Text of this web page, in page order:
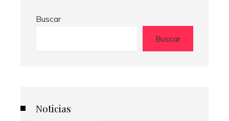
Buscar
Buscar
Noticias